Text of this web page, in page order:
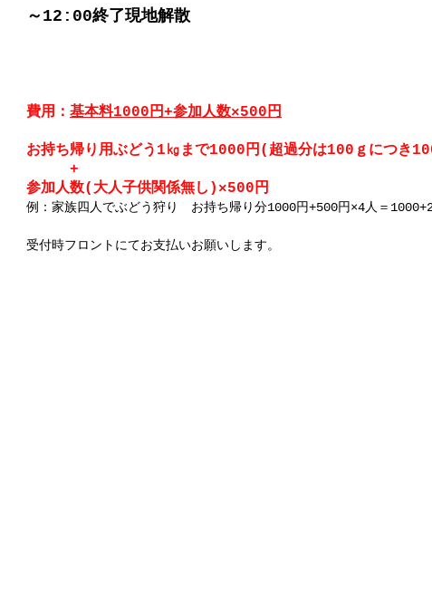
～12:00終了現地解散
費用： 基本料1000円+参加人数×500円
お持ち帰り用ぶどう1㎏まで1000円(超過分は100ｇにつき
+
参加人数(大人子供関係無し)×500円
例：家族四人でぶどう狩り　お持ち帰り分1000円+500円×4人＝
受付時フロントにてお支払いお願いします。